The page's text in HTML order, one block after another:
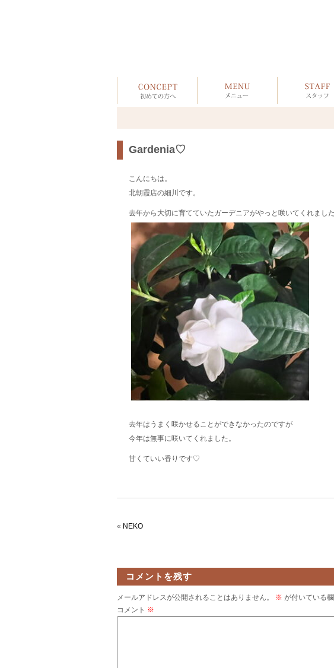
Gardenia♡
こんにちは。
北朝霞店の細川です。
去年から大切に育てていたガーデニアがやっと咲いてくれました
去年はうまく咲かせることができなかったのですが
今年は無事に咲いてくれました。
甘くていい香りです♡
« NEKO
コメントを残す
メールアドレスが公開されることはありません。 ※ が付いている
コメント ※